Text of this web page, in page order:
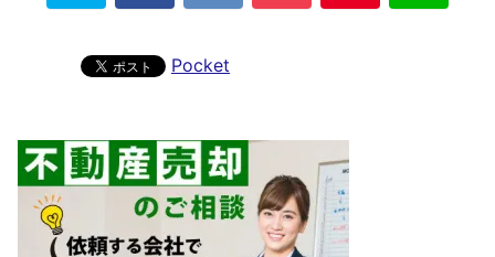
Pocket